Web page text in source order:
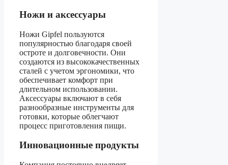
Ножи и аксессуары
Ножи Gipfel пользуются
популярностью благодаря своей
остроте и долговечности. Они
создаются из высококачественных
сталей с учетом эргономики, что
обеспечивает комфорт при
длительном использовании.
Аксессуары включают в себя
разнообразные инструменты для
готовки, которые облегчают
процесс приготовления пищи.
Инновационные продукты